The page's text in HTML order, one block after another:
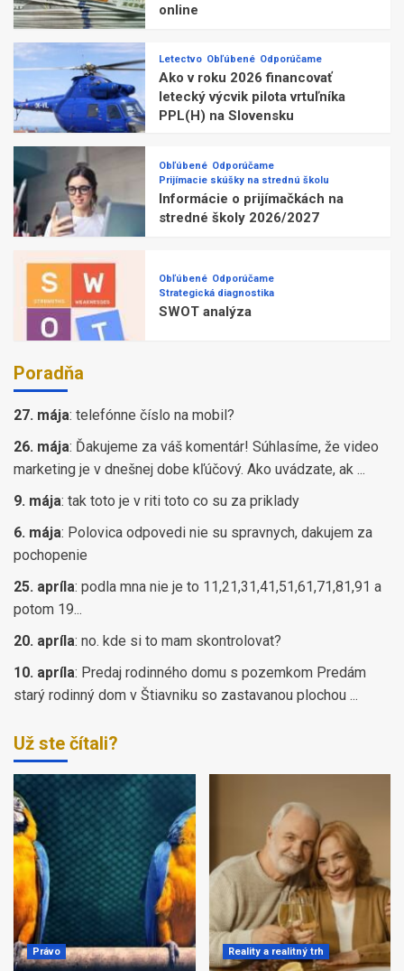
online
Letectvo Obľúbené Odporúčame
Ako v roku 2026 financovať
letecký výcvik pilota vrtuľníka
PPL(H) na Slovensku
Obľúbené Odporúčame
Prijímacie skúšky na strednú školu
Informácie o prijímačkách na
stredné školy 2026/2027
Obľúbené Odporúčame
Strategická diagnostika
SWOT analýza
Poradňa
27. mája: telefónne číslo na mobil?
26. mája: Ďakujeme za váš komentár! Súhlasíme, že video
marketing je v dnešnej dobe kľúčový. Ako uvádzate, ak ...
9. mája: tak toto je v riti toto co su za priklady
6. mája: Polovica odpovedi nie su spravnych, dakujem za
pochopenie
25. apríla: podla mna nie je to 11,21,31,41,51,61,71,81,91 a
potom 19...
20. apríla: no. kde si to mam skontrolovat?
10. apríla: Predaj rodinného domu s pozemkom Predám
starý rodinný dom v Štiavniku so zastavanou plochou ...
Už ste čítali?
Právo Reality a realitný trh